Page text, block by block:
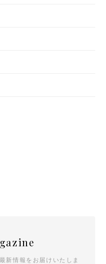
新情報をお届けいたしま